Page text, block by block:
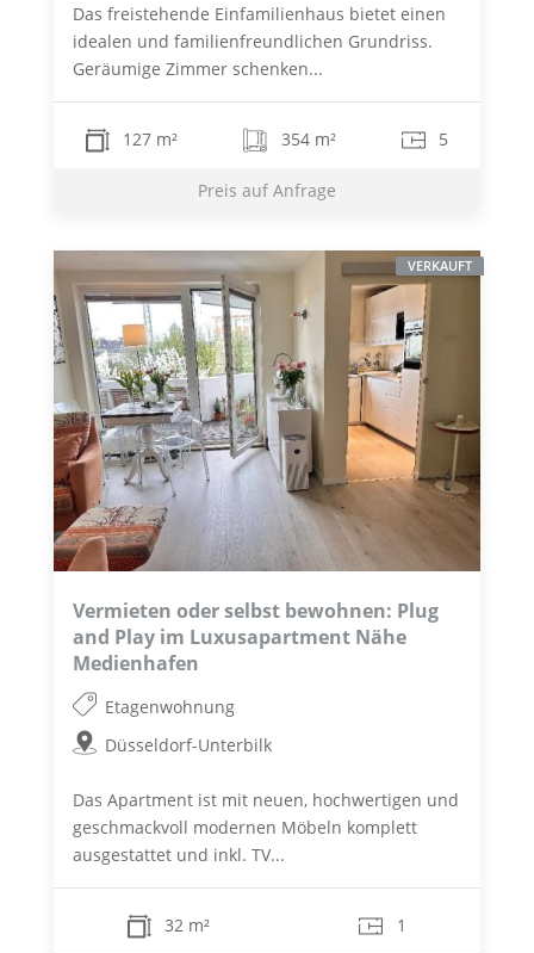
Das freistehende Einfamilienhaus bietet einen
idealen und familienfreundlichen Grundriss.
Geräumige Zimmer schenken...
127 m² 354 m² 5
Preis auf Anfrage
Vermieten oder selbst bewohnen: Plug
and Play im Luxusapartment Nähe
Medienhafen
Etagenwohnung
Düsseldorf-Unterbilk
Das Apartment ist mit neuen, hochwertigen und
geschmackvoll modernen Möbeln komplett
ausgestattet und inkl. TV...
32 m² 1
VERKAUFT